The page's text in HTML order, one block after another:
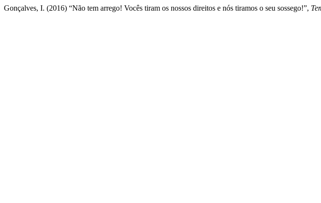
Gonçalves, I. (2016) “Não tem arrego! Vocês tiram os nossos direitos e nós tiramos o seu sossego!”,